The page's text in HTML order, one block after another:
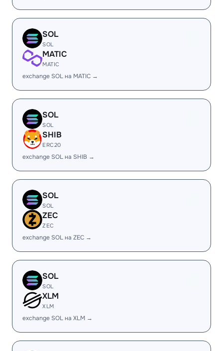
SOL
SOL
MATIC
MATIC
exchange SOL на MATIC →
SOL
SOL
SHIB
ERC20
exchange SOL на SHIB →
SOL
SOL
ZEC
ZEC
exchange SOL на ZEC →
SOL
SOL
XLM
XLM
exchange SOL на XLM →